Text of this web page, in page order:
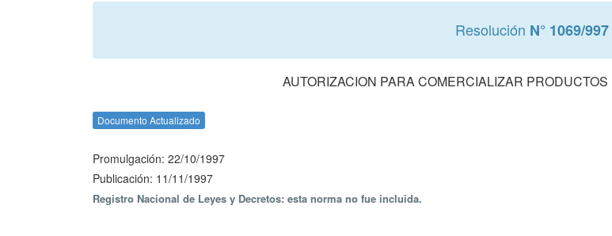
Resolución N° 1069/997
AUTORIZACION PARA COMERCIALIZAR
Documento Actualizado
Promulgación: 22/10/1997
Publicación: 11/11/1997
Registro Nacional de Leyes y Decretos: esta norma no fue incluida.